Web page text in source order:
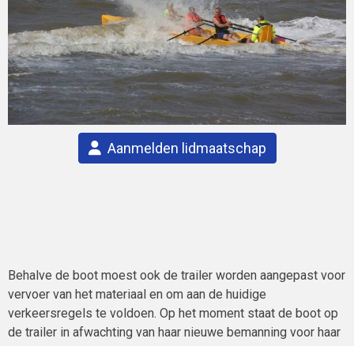
Aanmelden lidmaatschap
Behalve de boot moest ook de trailer worden aangepast voor
vervoer van het materiaal en om aan de huidige
verkeersregels te voldoen. Op het moment staat de boot op
de trailer in afwachting van haar nieuwe bemanning voor haar